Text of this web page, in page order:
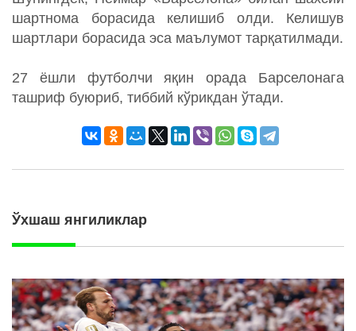
шартнома борасида келишиб олди. Келишув
шартлари борасида эса маълумот тарқатилмади.
27 ёшли футболчи яқин орада Барселонага
ташриф буюриб, тиббий кўрикдан ўтади.
Ўхшаш янгиликлар